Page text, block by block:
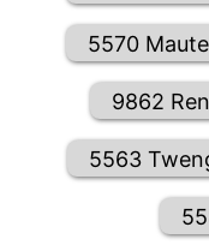
5570
9862
5563